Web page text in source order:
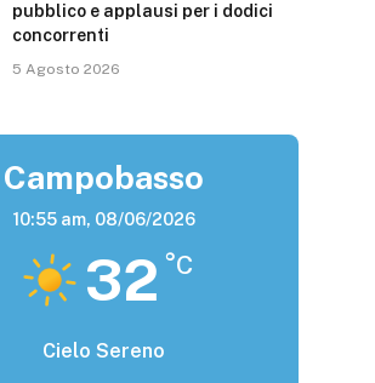
pubblico e applausi per i dodici
concorrenti
5 Agosto 2026
Campobasso
10:55 am, 08/06/2026
32 °C
Cielo Sereno